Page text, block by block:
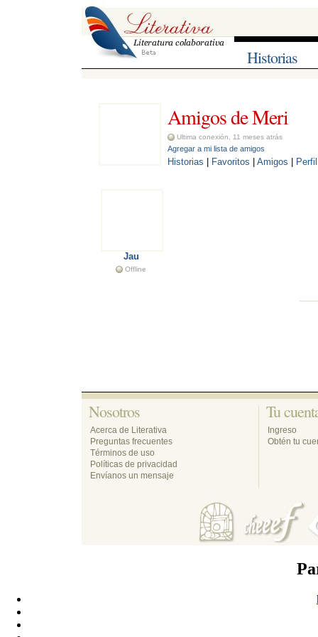
Historias
Amigos de Meri
Ultima conexión, 11 meses atrás
Agregar a mi lista de amigos
Historias Favoritos Amigos Perfil
Jau
Offline
Nosotros
Acerca de Literativa
Preguntas frecuentes
Términos de uso
Políticas de privacidad
Envíanos un mensaje
Tu
Ingreso
Obtén tu